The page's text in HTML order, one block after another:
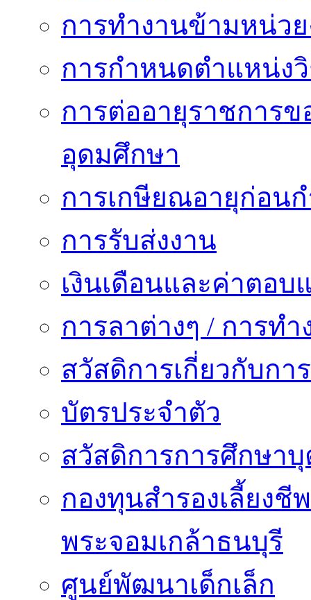
การทำงานข้ามหน่ว
การกำหนดตำแหน่ง
การต่ออายุราชการ
อุดมศึกษา
การเกษียณอายุก่อน
การรับส่งงาน
เงินเดือนและค่าตอบ
การลาต่างๆ / การทำ
สวัสดิการเกี่ยวกับกา
บัตรประจำตัว
สวัสดิการการศึกษาบุ
กองทุนสำรองเลี้ยง
พระจอมเกล้าธนบุรี
ศูนย์พัฒนาเด็กเล็ก